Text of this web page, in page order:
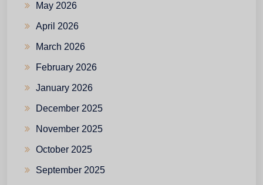
May 2026
April 2026
March 2026
February 2026
January 2026
December 2025
November 2025
October 2025
September 2025